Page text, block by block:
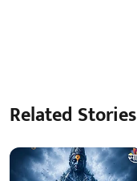
Related Stories